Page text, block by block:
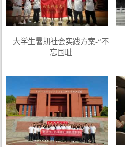
大学生暑期社会实践方案-“不
忘国耻